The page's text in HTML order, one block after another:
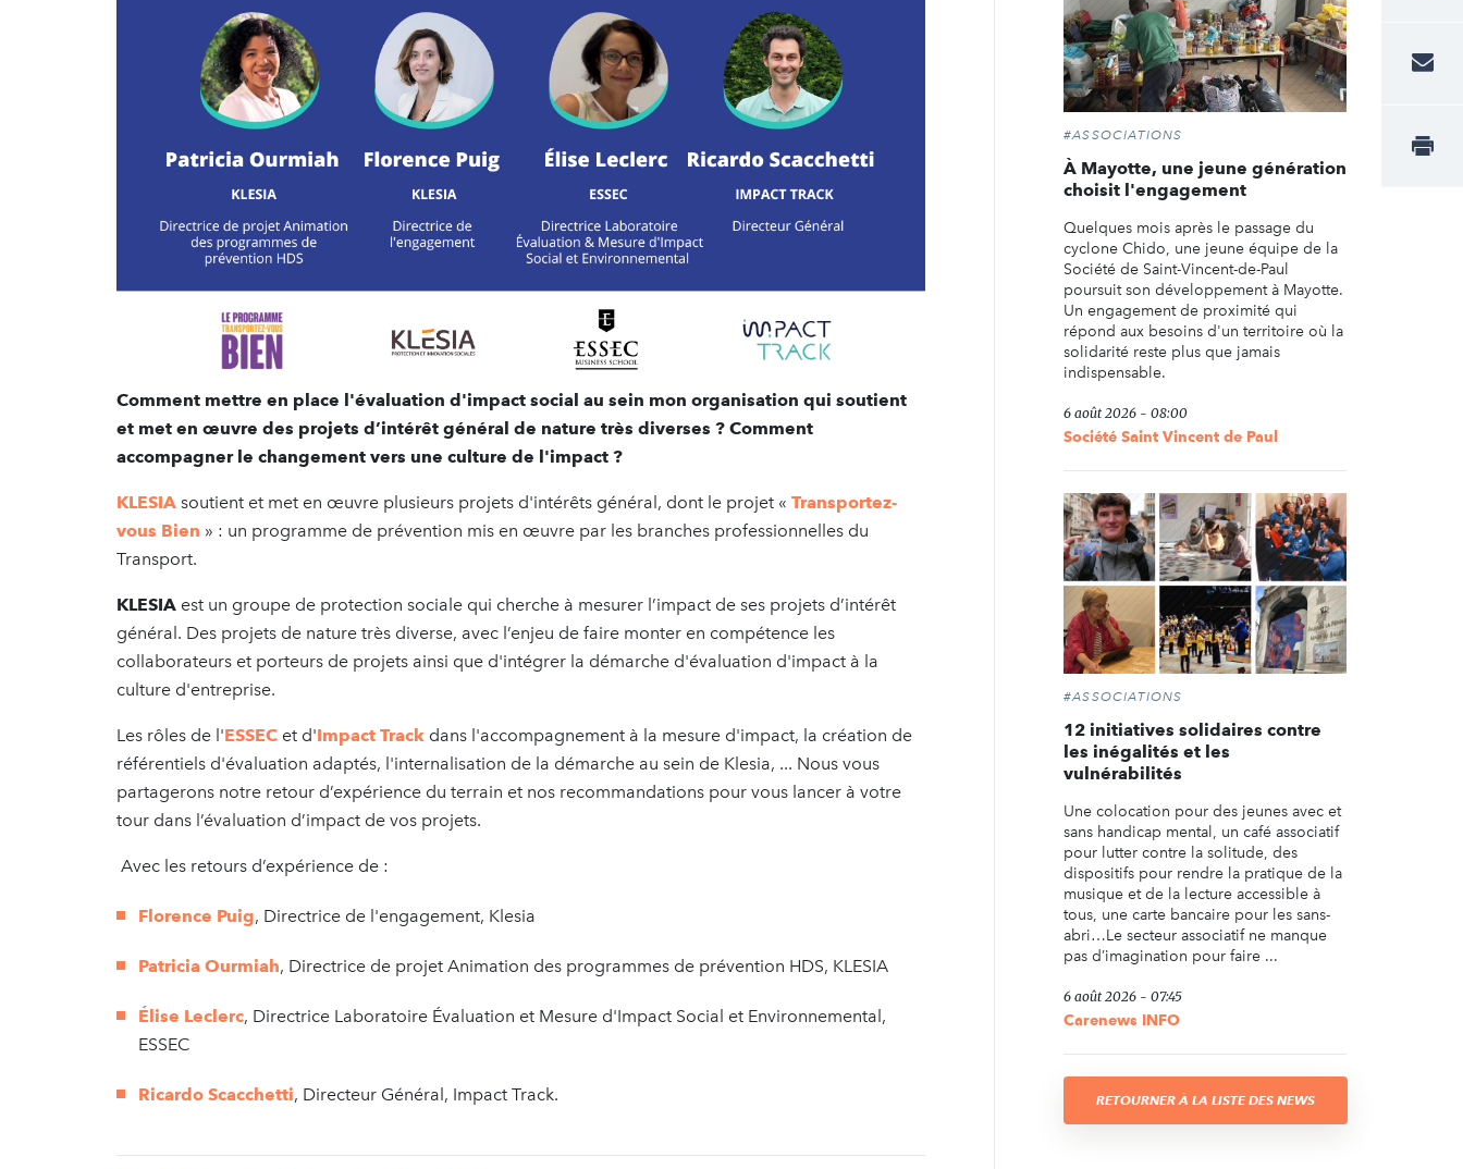
Comment mettre en place l'évaluation d'impact social au sein mon organisation qui soutient
et met en œuvre des projets d’intérêt général de nature très diverses ? Comment
accompagner le changement vers une culture de l'impact ?
KLESIA soutient et met en œuvre plusieurs projets d'intérêts général, dont le projet « Transportez-
vous Bien » : un programme de prévention mis en œuvre par les branches professionnelles du
Transport.
KLESIA est un groupe de protection sociale qui cherche à mesurer l’impact de ses projets d’intérêt
général. Des projets de nature très diverse, avec l’enjeu de faire monter en compétence les
collaborateurs et porteurs de projets ainsi que d'intégrer la démarche d'évaluation d'impact à la
culture d'entreprise.
Les rôles de l'ESSEC et d'Impact Track dans l'accompagnement à la mesure d'impact, la création de
référentiels d'évaluation adaptés, l'internalisation de la démarche au sein de Klesia, ... Nous vous
partagerons notre retour d’expérience du terrain et nos recommandations pour vous lancer à votre
tour dans l’évaluation d’impact de vos projets.
Avec les retours d’expérience de :
Florence Puig, Directrice de l'engagement, Klesia
Patricia Ourmiah, Directrice de projet Animation des programmes de prévention HDS, KLESIA
Élise Leclerc, Directrice Laboratoire Évaluation et Mesure d'Impact Social et Environnemental,
ESSEC
Ricardo Scacchetti, Directeur Général, Impact Track.
#ASSOCIATIONS
À Mayotte, une jeune génération
choisit l'engagement
Quelques mois après le passage du
cyclone Chido, une jeune équipe de la
Société de Saint-Vincent-de-Paul
poursuit son développement à Mayotte.
Un engagement de proximité qui
répond aux besoins d'un territoire où la
solidarité reste plus que jamais
indispensable.
6 août 2026 - 08:00
Société Saint Vincent de Paul
#ASSOCIATIONS
12 initiatives solidaires contre
les inégalités et les
vulnérabilités
Une colocation pour des jeunes avec et
sans handicap mental, un café associatif
pour lutter contre la solitude, des
dispositifs pour rendre la pratique de la
musique et de la lecture accessible à
tous, une carte bancaire pour les sans-
abri…Le secteur associatif ne manque
pas d’imagination pour faire ...
6 août 2026 - 07:45
Carenews INFO
RETOURNER À LA LISTE DES NEWS